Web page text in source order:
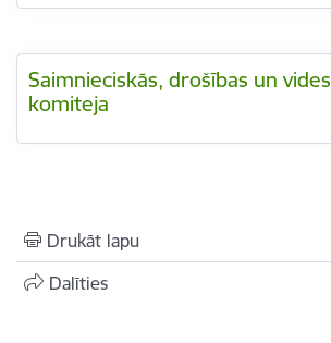
Saimnieciskās, drošības un vides
komiteja
Drukāt lapu
Dalīties